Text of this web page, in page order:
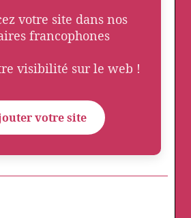
votre site dans nos
francophones
visibilité sur le web !
votre site